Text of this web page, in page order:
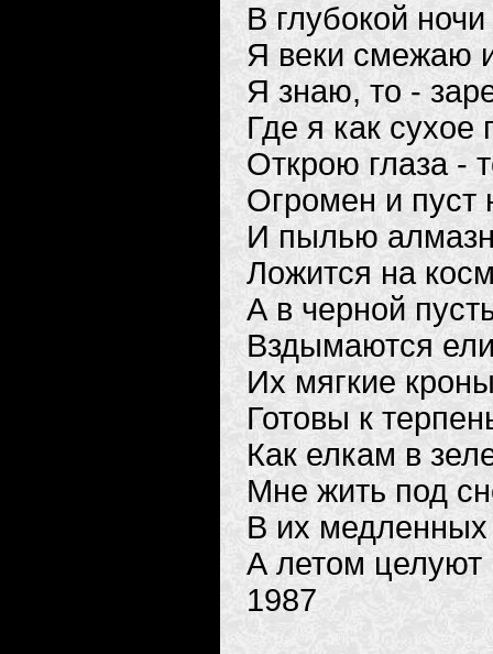
В глубокой
Я веки смежаю
Я знаю, то -
Где я как сухое
Открою глаза -
Огромен и пуст
И пылью
Ложится на
А в черной
Вздымаются
Их мягкие
Готовы к
Как елкам в
Мне жить под
В их медленных
А летом целуют
1987